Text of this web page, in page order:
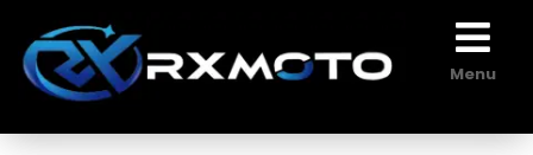
contenido
Menu